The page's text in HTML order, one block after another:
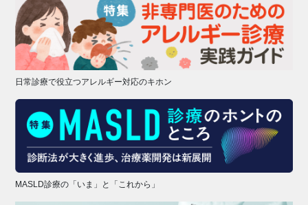
日常診療で役立つアレルギー対応のキホン
MASLD診療の「いま」と「これから」